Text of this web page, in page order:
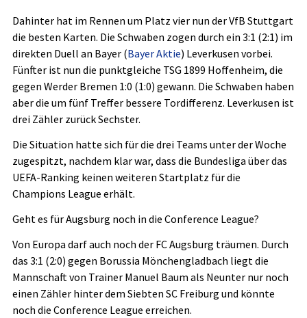
Dahinter hat im Rennen um Platz vier nun der VfB Stuttgart
die besten Karten. Die Schwaben zogen durch ein 3:1 (2:1) im
direkten Duell an Bayer (Bayer Aktie) Leverkusen vorbei.
Fünfter ist nun die punktgleiche TSG 1899 Hoffenheim, die
gegen Werder Bremen 1:0 (1:0) gewann. Die Schwaben haben
aber die um fünf Treffer bessere Tordifferenz. Leverkusen ist
drei Zähler zurück Sechster.
Die Situation hatte sich für die drei Teams unter der Woche
zugespitzt, nachdem klar war, dass die Bundesliga über das
UEFA-Ranking keinen weiteren Startplatz für die
Champions League erhält.
Geht es für Augsburg noch in die Conference League?
Von Europa darf auch noch der FC Augsburg träumen. Durch
das 3:1 (2:0) gegen Borussia Mönchengladbach liegt die
Mannschaft von Trainer Manuel Baum als Neunter nur noch
einen Zähler hinter dem Siebten SC Freiburg und könnte
noch die Conference League erreichen.